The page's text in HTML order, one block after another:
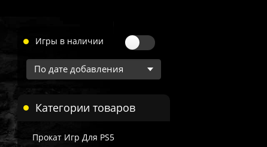
Игры в наличии
Категории товаров
Прокат Игр Для PS5